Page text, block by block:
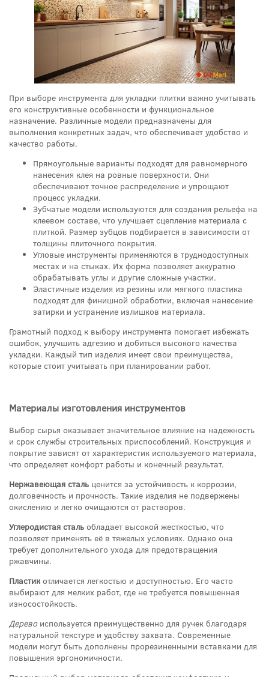
При выборе инструмента для укладки плитки важно учитывать
его конструктивные особенности и функциональное
назначение. Различные модели предназначены для
выполнения конкретных задач, что обеспечивает удобство и
качество работы.
Прямоугольные варианты подходят для равномерного
нанесения клея на ровные поверхности. Они
обеспечивают точное распределение и упрощают
процесс укладки.
Зубчатые модели используются для создания рельефа на
клеевом составе, что улучшает сцепление материала с
плиткой. Размер зубцов подбирается в зависимости от
толщины плиточного покрытия.
Угловые инструменты применяются в труднодоступных
местах и на стыках. Их форма позволяет аккуратно
обрабатывать углы и другие сложные участки.
Эластичные изделия из резины или мягкого пластика
подходят для финишной обработки, включая нанесение
затирки и устранение излишков материала.
Грамотный подход к выбору инструмента помогает избежать
ошибок, улучшить адгезию и добиться высокого качества
укладки. Каждый тип изделия имеет свои преимущества,
которые стоит учитывать при планировании работ.
Материалы изготовления инструментов
Выбор сырья оказывает значительное влияние на надежность
и срок службы строительных приспособлений. Конструкция и
покрытие зависят от характеристик используемого материала,
что определяет комфорт работы и конечный результат.
Нержавеющая сталь ценится за устойчивость к коррозии,
долговечность и прочность. Такие изделия не подвержены
окислению и легко очищаются от растворов.
Углеродистая сталь обладает высокой жесткостью, что
позволяет применять её в тяжелых условиях. Однако она
требует дополнительного ухода для предотвращения
ржавчины.
Пластик отличается легкостью и доступностью. Его часто
выбирают для мелких работ, где не требуется повышенная
износостойкость.
Деревоиспользуется преимущественно для ручек благодаря
натуральной текстуре и удобству захвата. Современные
модели могут быть дополнены прорезиненными вставками для
повышения эргономичности.